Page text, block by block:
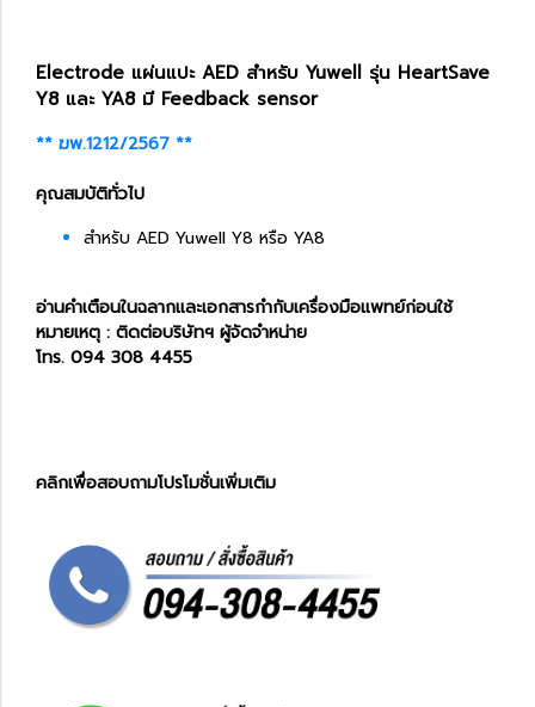
Electrode แผ่นแปะ AED สำหรับ Yuwell รุ่น HeartSave
Y8 และ YA8 มี Feedback sensor
** ฆพ.1212/2567 **
คุณสมบัติทั่วไป
สำหรับ AED Yuwell Y8 หรือ YA8
อ่านคำเตือนในฉลากและเอกสารกำกับเครื่องมือแพทย์ก่อนใช้
หมายเหตุ : ติดต่อบริษัทฯ ผู้จัดจำหน่าย
โทร. 094 308 4455
คลิกเพื่อสอบถามโปรโมชั่นเพิ่มเติม